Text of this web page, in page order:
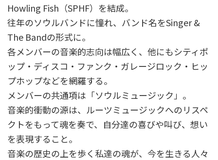
Howling Fish（SPHF）を結成。
往年のソウルバンドに憧れ、バンド名をSinger &
The Bandの形式に。
各メンバーの音楽的志向は幅広く、他にもシティポ
ップ・ディスコ・ファンク・ガレージロック・ヒッ
プホップなどを網羅する。
メンバーの共通項は「ソウルミュージック」。
音楽的衝動の源は、ルーツミュージックへのリスペ
クトをもって魂を奏で、自分達の喜びや叫び、想い
を表現すること。
音楽の歴史の上を歩く私達の魂が、今を生きる人々